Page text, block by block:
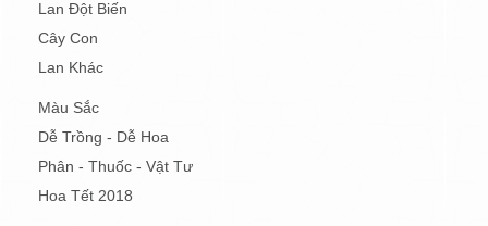
Lan Đột Biến
Cây Con
Lan Khác
Màu Sắc
Dễ Trồng - Dễ Hoa
Phân - Thuốc - Vật Tư
Hoa Tết 2018